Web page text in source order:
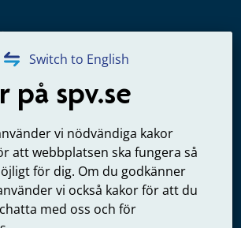
Switch to English
på spv.se
vi nödvändiga kakor
att webbplatsen ska fungera så
för dig. Om du godkänner
vi också kakor för att du
med oss och för